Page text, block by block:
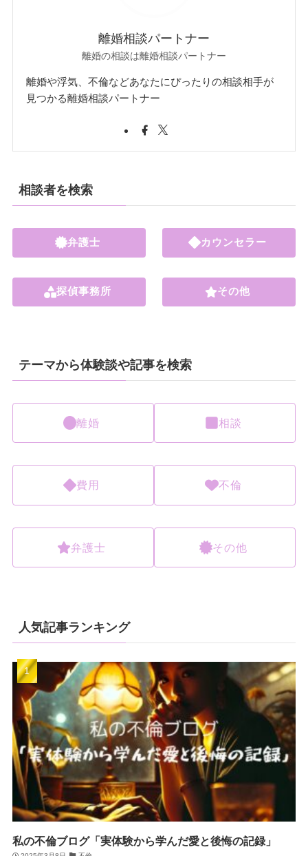
離婚相談パートナー
離婚の相談は離婚相談パートナー
離婚や浮気、不倫などあなたにぴったりの相談相手が
見つかる離婚相談パートナー
相談者を検索
弁護士
探偵事務所
カウンセラー
その他
テーマから体験談や記事を検索
離婚 相談
費用 不倫
弁護士 その他
人気記事ランキング
私の不倫ブログ「実体験から学んだ愛と後悔の記録」